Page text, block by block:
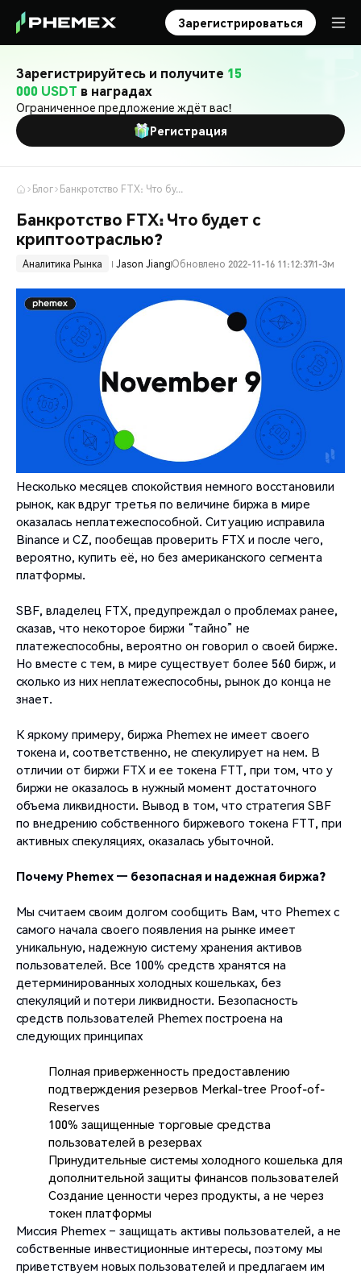
Зарегистрироваться
Зарегистрируйтесь и получите 15
000 USDT в наградах
Ограниченное предложение ждёт вас!
Регистрация
Блог Банкротство FTX: Что будет с криптоотраслью?
Банкротство FTX: Что будет с
криптоотраслью?
Аналитика Рынка Jason Jiang Обновлено 2022-11-16 11:12:371-3м
Несколько месяцев спокойствия немного восстановили
рынок, как вдруг третья по величине биржа в мире
оказалась неплатежеспособной. Ситуацию исправила
Binance и CZ, пообещав проверить FTX и после чего,
вероятно, купить её, но без американского сегмента
платформы.
SBF, владелец FTX, предупреждал о проблемах ранее,
сказав, что некоторое биржи “тайно” не
платежеспособны, вероятно он говорил о своей бирже.
Но вместе с тем, в мире существует более 560 бирж, и
сколько из них неплатежеспособны, рынок до конца не
знает.
К яркому примеру, биржа Phemex не имеет своего
токена и, соответственно, не спекулирует на нем. В
отличии от биржи FTX и ее токена FTT, при том, что у
биржи не оказалось в нужный момент достаточного
объема ликвидности. Вывод в том, что стратегия SBF
по внедрению собственного биржевого токена FTT, при
активных спекуляциях, оказалась убыточной.
Почему Phemex — безопасная и надежная биржа?
Мы считаем своим долгом сообщить Вам, что Phemex с
самого начала своего появления на рынке имеет
уникальную, надежную систему хранения активов
пользователей. Все 100% средств хранятся на
детерминированных холодных кошельках, без
спекуляций и потери ликвидности. Безопасность
средств пользователей Phemex построена на
следующих принципах
Полная приверженность предоставлению
подтверждения резервов Merkal-tree Proof-of-
Reserves
100% защищенные торговые средства
пользователей в резервах
Принудительные системы холодного кошелька для
дополнительной защиты финансов пользователей
Создание ценности через продукты, а не через
токен платформы
Миссия Phemex – защищать активы пользователей, а не
собственные инвестиционные интересы, поэтому мы
приветствуем новых пользователей и предлагаем им